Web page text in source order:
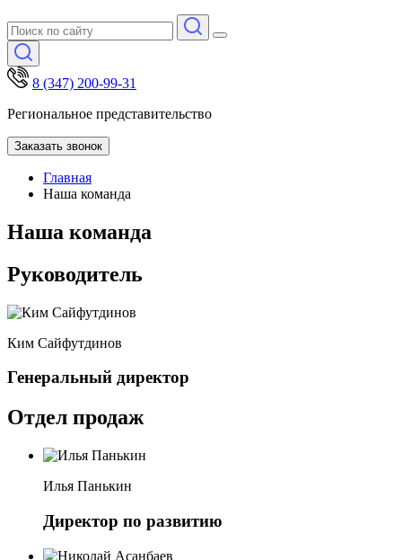
8 (347) 200-99-31
Региональное представительство
Заказать звонок
Главная
Наша команда
Наша команда
Руководитель
Ким Сайфутдинов
Генеральный директор
Отдел продаж
Илья Панькин
Директор по развитию